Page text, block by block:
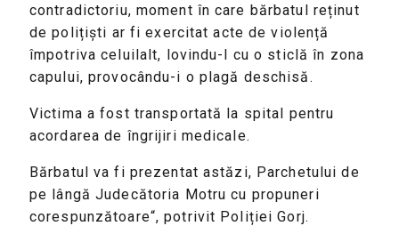
contradictoriu, moment în care bărbatul reținut
de polițiști ar fi exercitat acte de violență
împotriva celuilalt, lovindu-l cu o sticlă în zona
capului, provocându-i o plagă deschisă.
Victima a fost transportată la spital pentru
acordarea de îngrijiri medicale.
Bărbatul va fi prezentat astăzi, Parchetului de
pe lângă Judecătoria Motru cu propuneri
corespunzătoare“, potrivit Poliției Gorj.